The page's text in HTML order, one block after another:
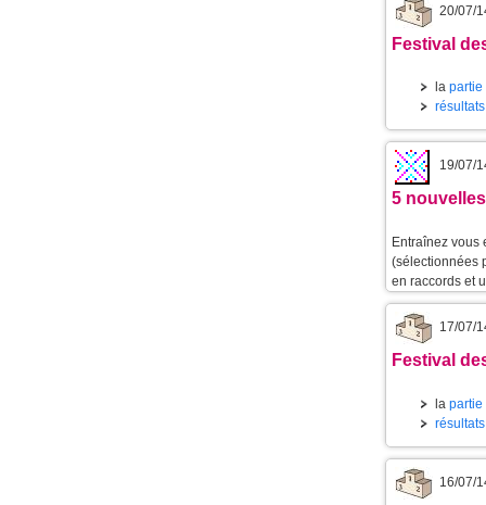
20/07/
Festival
la partie
19/07/
5
Entraînez vous
(sélectionnées
en raccords et
17/07/
Festival
la partie
16/07/